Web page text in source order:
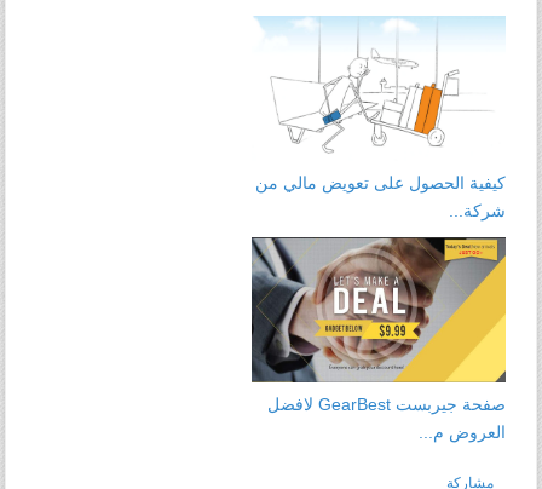
كيفية الحصول على تعويض مالي من
شركة...
صفحة جيربست GearBest لافضل
العروض م...
مشاركة